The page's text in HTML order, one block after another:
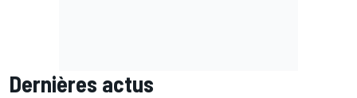
Dernières actus